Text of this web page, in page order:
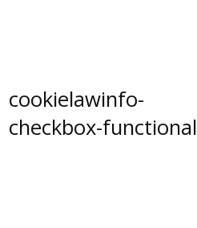
cookielawinfo-
checkbox-functional